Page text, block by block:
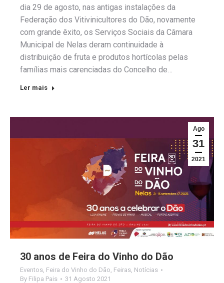
dia 29 de agosto, nas antigas instalações da
Federação dos Vitivinicultores do Dão, novamente
com grande êxito, os Serviços Sociais da Câmara
Municipal de Nelas deram continuidade à
distribuição de fruta e produtos hortícolas pelas
famílias mais carenciadas do Concelho de…
Ler mais
Ago
31
2021
30 anos de Feira do Vinho do Dão
Eventos, Feira do Vinho do Dão, Feiras, Notícias
By Filipa Pais 31 Agosto 2021